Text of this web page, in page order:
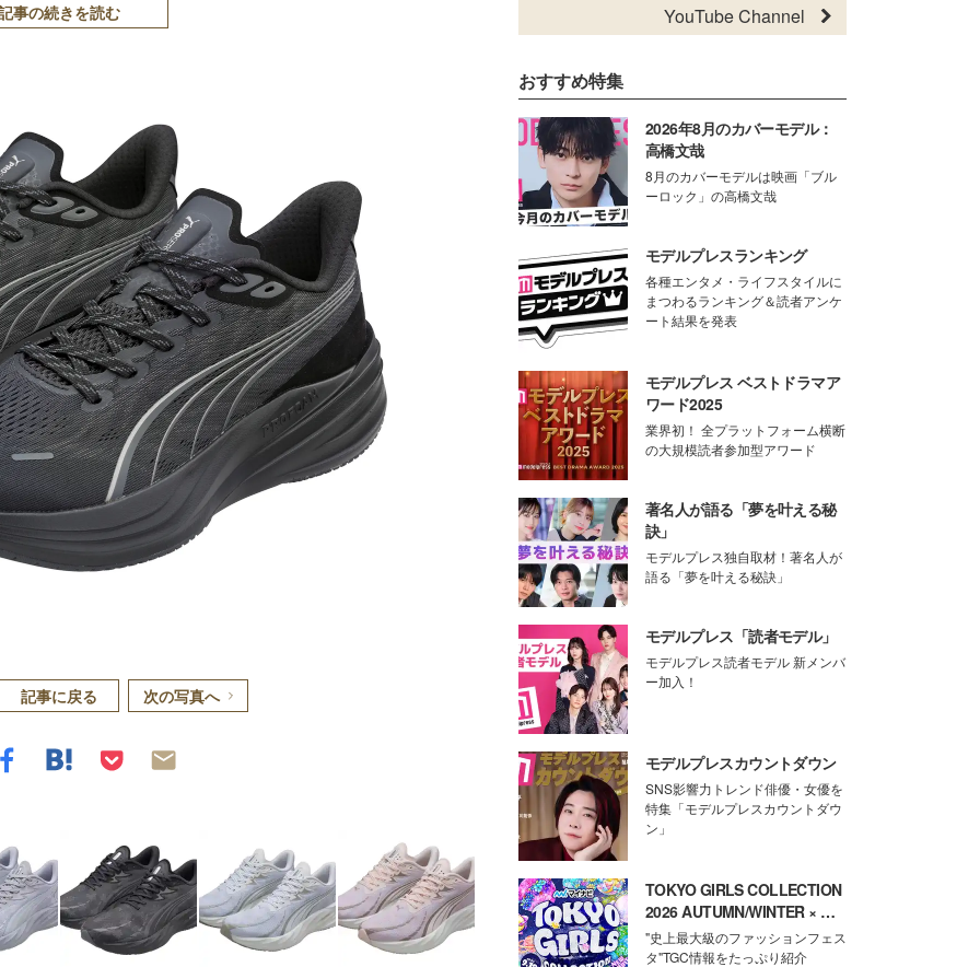
事の続きを読む
記事に戻る 次の写真へ
YouTube Channel
おすすめ特集
2026年8月のカバーモデル：
高橋文哉
8月のカバーモデルは映画「ブル
ーロック」の高橋文哉
モデルプレスランキング
各種エンタメ・ライフスタイルに
まつわるランキング＆読者アンケ
ート結果を発表
モデルプレス ベストドラマア
ワード2025
業界初！ 全プラットフォーム横断
の大規模読者参加型アワード
著名人が語る「夢を叶える秘
訣」
モデルプレス独自取材！著名人が
語る「夢を叶える秘訣」
モデルプレス「読者モデル」
モデルプレス読者モデル 新メンバ
ー加入！
モデルプレスカウントダウン
SNS影響力トレンド俳優・女優を
特集「モデルプレスカウントダウ
ン」
TOKYO GIRLS COLLECTION
2026 AUTUMN/WINTER × モ
デルプレス
"史上最大級のファッションフェス
タ"TGC情報をたっぷり紹介